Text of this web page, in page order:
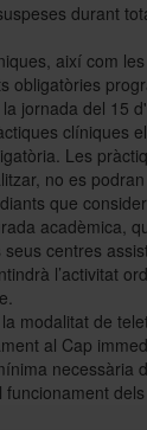
durant
així com
obligatòries
jornada del 15
clíniques
Les
no es
que
acadèmica,
centres
l’activitat
modalitat de
al Cap
necessària